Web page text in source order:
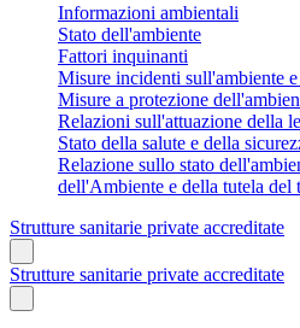
Informazioni ambientali
Stato dell'ambiente
Fattori inquinanti
Misure incidenti sull'ambiente
Misure a protezione
Relazioni sull'attuazione della
Stato della salute e della
Relazione sullo stato
dell'Ambiente e della tutela del
Strutture sanitarie private accreditate
Strutture sanitarie private accreditate